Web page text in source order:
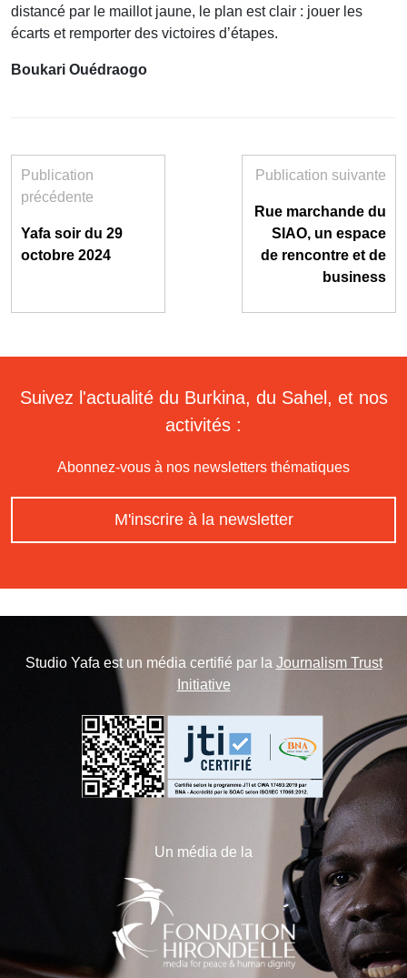
distancé par le maillot jaune, le plan est clair : jouer les
écarts et remporter des victoires d’étapes.
Boukari Ouédraogo
Publication
précédente
Yafa soir du 29
octobre 2024
Publication suivante
Rue marchande du
SIAO, un espace
de rencontre et de
business
Suivez l'actualité du Burkina, du Sahel, et nos
activités :
Abonnez-vous à nos newsletters thématiques
M'inscrire à la newsletter
Studio Yafa est un média certifié par la Journalism Trust
Initiative
Un média de la